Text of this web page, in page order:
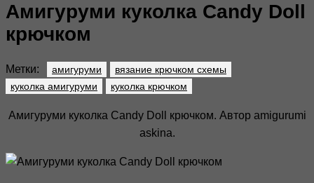
Амигуруми куколка Candy Doll
крючком
Метки: амигуруми
вязание крючком схемы
куколка амигуруми
куколка крючком
Амигуруми куколка Candy Doll крючком. Автор amigurumi
askina.